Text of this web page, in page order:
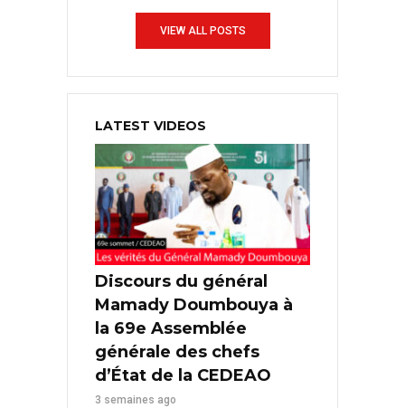
VIEW ALL POSTS
LATEST VIDEOS
Discours du général
Mamady Doumbouya à
la 69e Assemblée
générale des chefs
d’État de la CEDEAO
3 semaines ago